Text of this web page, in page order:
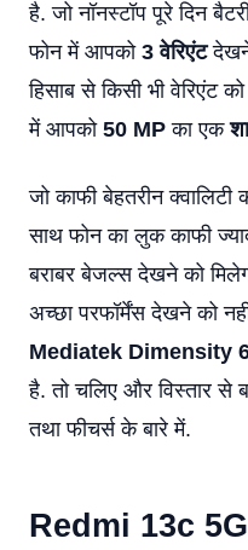
है. जो नॉनस्टॉप पूरे दिन
फोन में आपको3 वेरिएंट
हिसाब से किसी भी वेरिएंट
में आपको50 MP का एक
जो काफी बेहतरीन
साथ फोन का लुक काफी
बराबर बेजल्स देखने को
अच्छा परफॉर्मेंस देखने को
Mediatek Dimensity
है. तो चलिए और विस्तार
तथा फीचर्स के बारे में.
Redmi 13c